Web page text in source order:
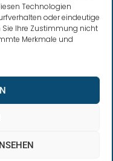
Technologien
oder eindeutige
Sie Ihre Zustimmung nicht
Merkmale und